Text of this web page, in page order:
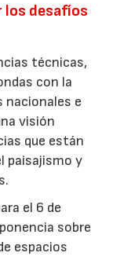
los desafíos
técnicas,
con la
nacionales e
visión
que están
paisajismo y
el 6 de
sobre
espacios